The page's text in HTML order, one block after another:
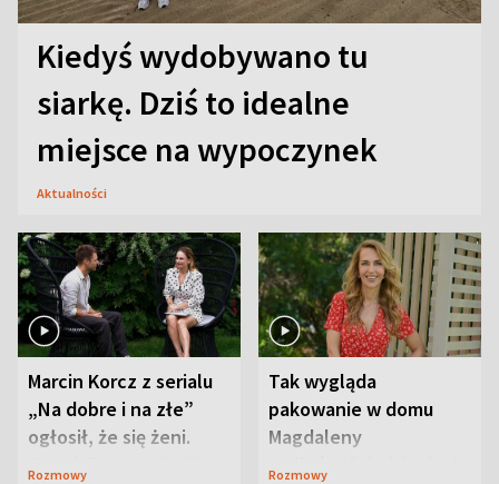
Kiedyś wydobywano tu
siarkę. Dziś to idealne
miejsce na wypoczynek
Aktualności
Marcin Korcz z serialu
„Na dobre i na złe”
ogłosił, że się żeni.
Zdradził, co zmienił
Rozmowy
Tak wygląda
pakowanie w domu
Magdaleny
Waligórskiej-Lisieckiej.
Rozmowy